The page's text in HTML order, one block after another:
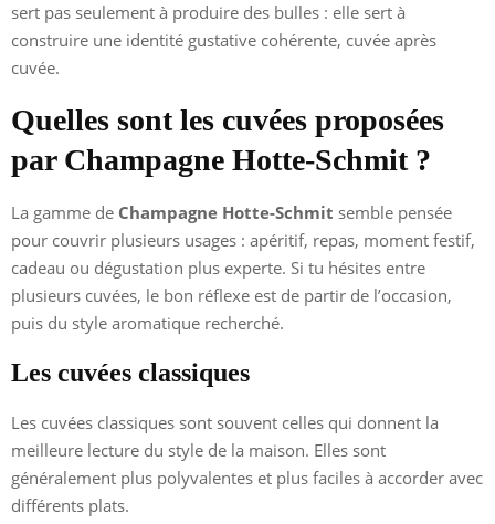
sert pas seulement à produire des bulles : elle sert à
construire une identité gustative cohérente, cuvée après
cuvée.
Quelles sont les cuvées proposées
par Champagne Hotte-Schmit ?
La gamme de Champagne Hotte-Schmit semble pensée
pour couvrir plusieurs usages : apéritif, repas, moment festif,
cadeau ou dégustation plus experte. Si tu hésites entre
plusieurs cuvées, le bon réflexe est de partir de l’occasion,
puis du style aromatique recherché.
Les cuvées classiques
Les cuvées classiques sont souvent celles qui donnent la
meilleure lecture du style de la maison. Elles sont
généralement plus polyvalentes et plus faciles à accorder avec
différents plats.